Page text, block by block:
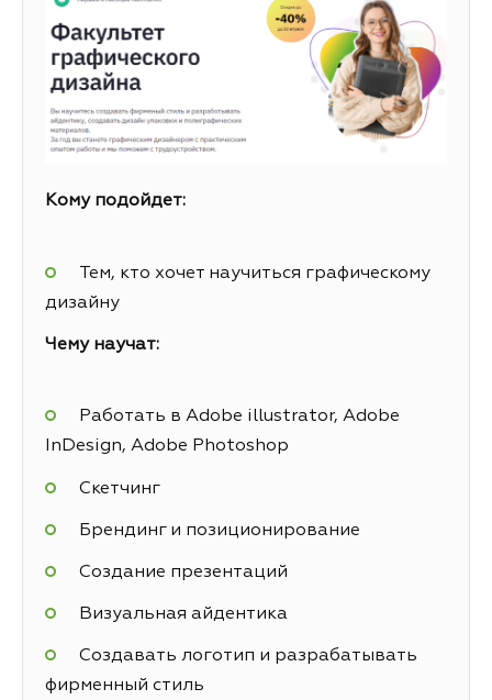
Кому подойдет:
Тем, кто хочет научиться графическому
дизайну
Чему научат:
Работать в Adobe illustrator, Adobe
InDesign, Adobe Photoshop
Скетчинг
Брендинг и позиционирование
Создание презентаций
Визуальная айдентика
Создавать логотип и разрабатывать
фирменный стиль